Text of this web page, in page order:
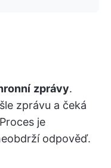
zprávy.
zprávu a čeká
je
odpověď.